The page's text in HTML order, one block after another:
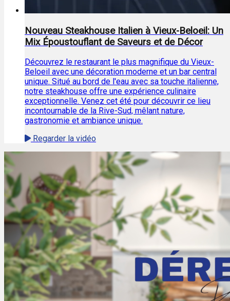
Nouveau Steakhouse Italien à Vieux-Beloeil: Un
Mix Époustouflant de Saveurs et de Décor
Découvrez le restaurant le plus magnifique du Vieux-
Beloeil avec une décoration moderne et un bar central
unique. Situé au bord de l'eau avec sa touche italienne,
notre steakhouse offre une expérience culinaire
exceptionnelle. Venez cet été pour découvrir ce lieu
incontournable de la Rive-Sud, mêlant nature,
gastronomie et ambiance unique.
Regarder la vidéo